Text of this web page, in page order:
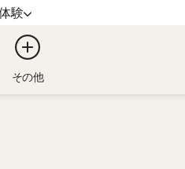
プライバシー
験
その他